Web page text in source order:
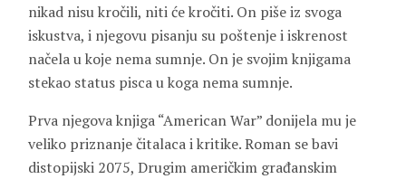
nikad nisu kročili, niti će kročiti. On piše iz svoga
iskustva, i njegovu pisanju su poštenje i iskrenost
načela u koje nema sumnje. On je svojim knjigama
stekao status pisca u koga nema sumnje.
Prva njegova knjiga “American War” donijela mu je
veliko priznanje čitalaca i kritike. Roman se bavi
distopijski 2075, Drugim američkim građanskim